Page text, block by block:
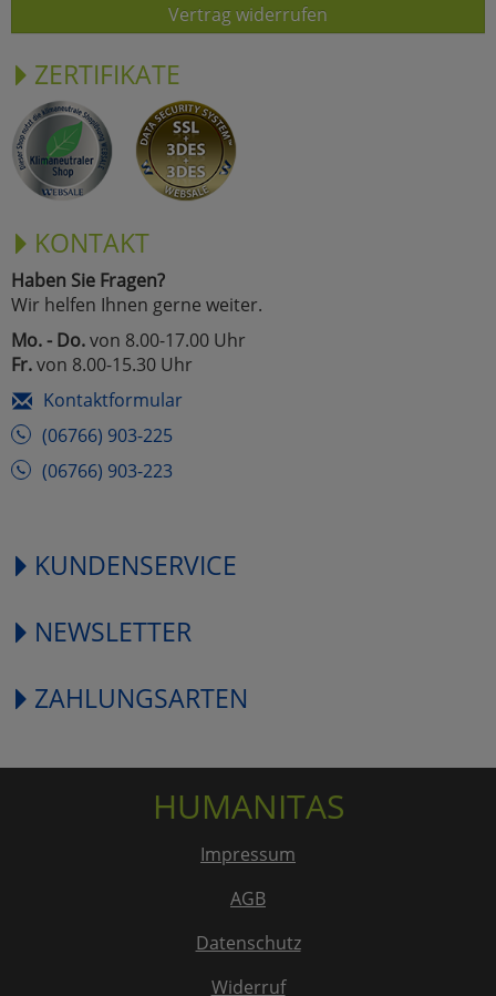
Vertrag widerrufen
ZERTIFIKATE
KONTAKT
Haben Sie Fragen?
Wir helfen Ihnen gerne weiter.
Mo. - Do.von 8.00-17.00 Uhr
Fr.von 8.00-15.30 Uhr
Kontaktformular
(06766) 903-225
(06766) 903-223
KUNDENSERVICE
NEWSLETTER
ZAHLUNGSARTEN
HUMANITAS
Impressum
AGB
Datenschutz
Widerruf